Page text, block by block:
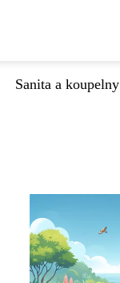
Sanita a koupelny